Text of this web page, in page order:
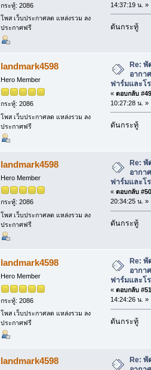
กระทู้: 2086
โพส เว็บประกาศลด แหล่งรวม ลง
ประกาศฟรี
14:37:19 น. »
ดันกระทู้
landmark4598
Hero Member
กระทู้: 2086
โพส เว็บประกาศลด แหล่งรวม ลง
ประกาศฟรี
Re:
อากา
ฟาร์มและโ
« ตอบกลับ
10:27:28 น. »
ดันกระทู้
landmark4598
Hero Member
กระทู้: 2086
โพส เว็บประกาศลด แหล่งรวม ลง
ประกาศฟรี
Re:
อากา
ฟาร์มและโ
« ตอบกลับ
20:34:25 น. »
ดันกระทู้
landmark4598
Hero Member
กระทู้: 2086
โพส เว็บประกาศลด แหล่งรวม ลง
ประกาศฟรี
Re:
อากา
ฟาร์มและโ
« ตอบกลับ
14:24:26 น. »
ดันกระทู้
landmark4598
Re: พั